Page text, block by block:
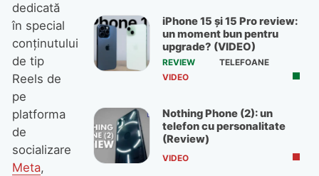
dedicată
în special
conținutului
de tip
Reels de
pe
platforma
de
socializare
Meta,
iPhone 15 și 15 Pro review:
un moment bun pentru
upgrade? (VIDEO)
REVIEW
TELEFOANE
VIDEO
Nothing Phone (2): un
telefon cu personalitate
(Review)
VIDEO